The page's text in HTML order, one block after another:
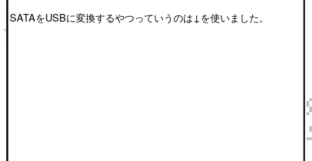
SATAをUSBに変換するやつっていうのは↓を使いました。